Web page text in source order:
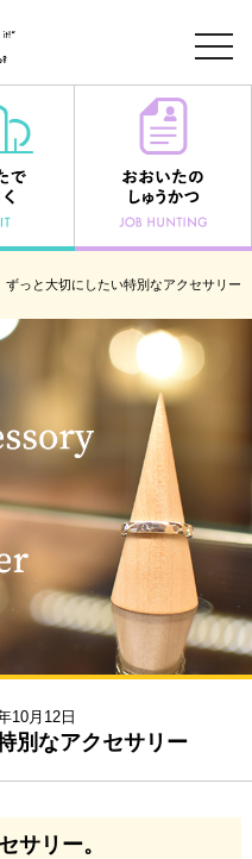
ずっと大切にしたい特別なアクセサリー
10月12日
別なアクセサリー
サリー。